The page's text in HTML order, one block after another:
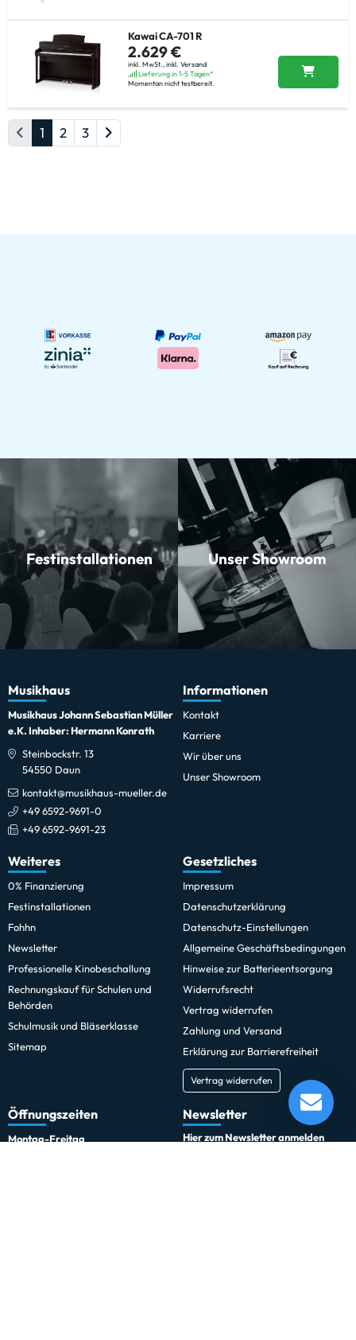
Kawai CA-701 R
2.629 €
inkl. MwSt.,inkl. Versand
Lieferung in 1-5 Tagen*
Momentan nicht testbereit.
1 2 3
Festinstallationen Unser Showroom
Musikhaus
Musikhaus Johann Sebastian Müller
e.K. Inhaber: Hermann Konrath
Steinbockstr. 13
54550 Daun
kontakt@musikhaus-mueller.de
+49 6592-9691-0
+49 6592-9691-23
Informationen
Kontakt
Karriere
Wir über uns
Unser Showroom
Weiteres
0% Finanzierung
Festinstallationen
Fohhn
Newsletter
Professionelle Kinobeschallung
Rechnungskauf für Schulen und
Behörden
Schulmusik und Bläserklasse
Sitemap
Gesetzliches
Impressum
Datenschutzerklärung
Datenschutz-Einstellungen
Allgemeine Geschäftsbedingungen
Hinweise zur Batterieentsorgung
Widerrufsrecht
Vertrag widerrufen
Zahlung und Versand
Erklärung zur Barrierefreiheit
Vertrag widerrufen
Öffnungszeiten
Montag-Freitag
Newsletter
Hier zum Newsletter anmelden